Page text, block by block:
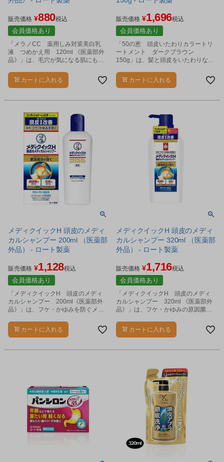
販売価格 ¥880税込
会員価格あり
「メラノCC 薬用しみ対策美白乳
液 つめかえ用 120ml 《医薬部外
品》」は、毛穴が気になる肌にもう
導く、薬用しみ対策乳液です。
カートに入れる
販売価格 ¥1,696税込
会員価格あり
「50の恵 頭皮いたわりカラートリ
ートメント ダークブラウン
150g」は、髪と頭皮をいたわりなが
りと染めるカラートリートメントで
す。
カートに入れる
メディクイックH 頭皮のメディ
カルシャンプー 200ml （医薬部
外品） - ロート製薬
販売価格 ¥1,128税込
会員価格あり
「メディクイックH 頭皮のメディ
カルシャンプー 200ml《医薬部外
品》」は、フケ・かゆみを防ぐメデ
カートに入れる
メディクイックH 頭皮のメディ
カルシャンプー 320ml （医薬部
外品） - ロート製薬
販売価格 ¥1,716税込
会員価格あり
「メディクイックH 頭皮のメディ
カルシャンプー 320ml 《医薬部外
品》」は、フケ・かゆみの原因菌の
ール硝酸塩）と、炎症を抑える抗炎
症成分（グリチルリチン酸ジカリウ
す。
カートに入れる